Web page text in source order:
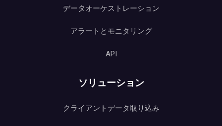
データオーケストレーション
アラートとモニタリング
API
ソリューション
クライアントデータ取り込み